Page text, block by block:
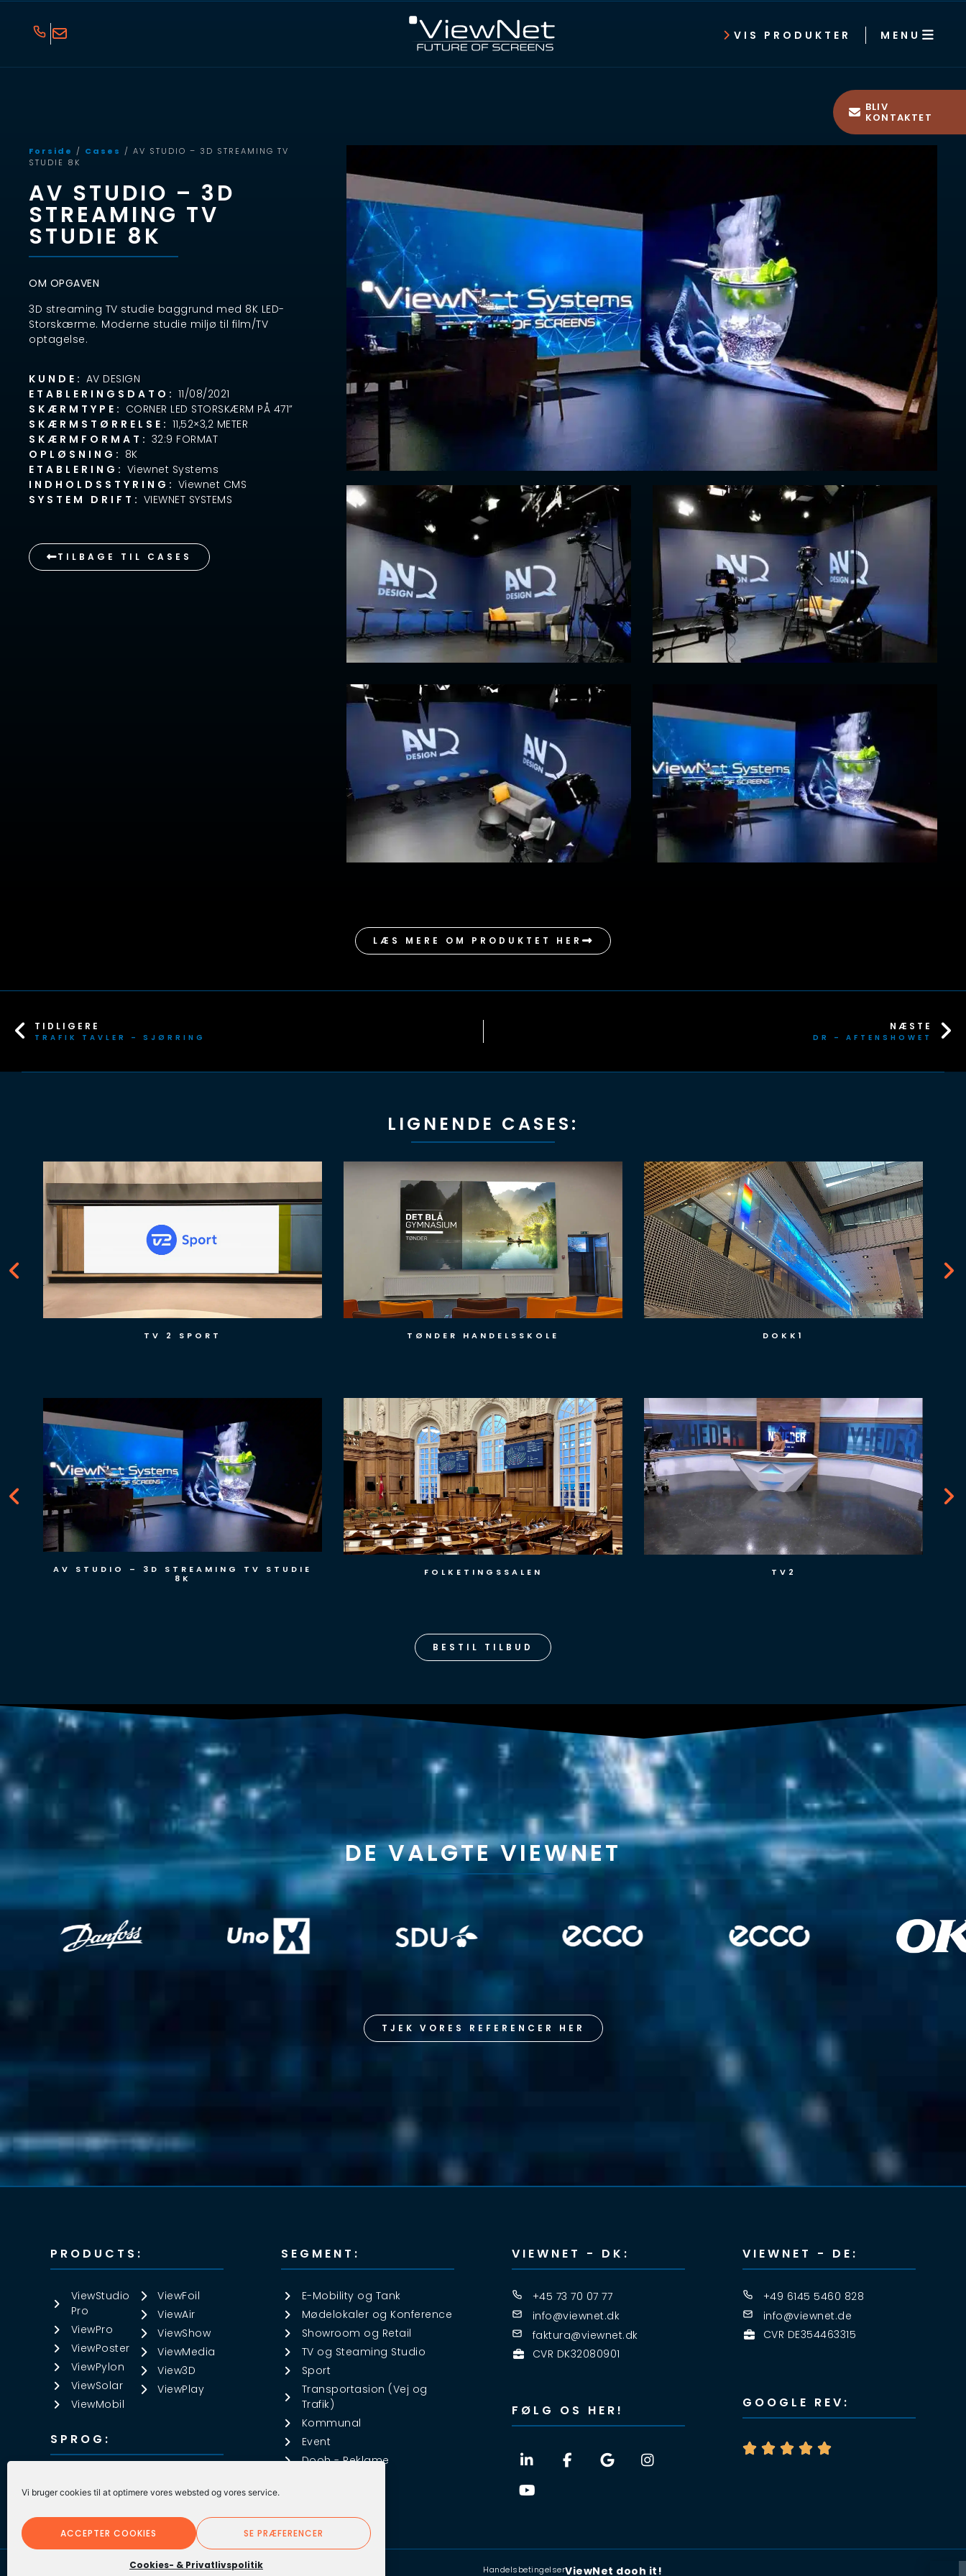
Vi bruger cookies til at optimere vores websted og vores service.
ACCEPTER COOKIES SE PRÆFERENCER
Cookies- & Privatlivspolitik
VIS PRODUKTER MENU
Forside / Cases / AV STUDIO – 3D STREAMING TV
STUDIE 8K
AV STUDIO – 3D
STREAMING TV
STUDIE 8K
OM OPGAVEN
3D streaming TV studie baggrund med 8K LED-
Storskærme. Moderne studie miljø til film/TV
optagelse.
KUNDE: AV DESIGN
ETABLERINGSDATO: 11/08/2021
SKÆRMTYPE: CORNER LED STORSKÆRM PÅ 471”
SKÆRMSTØRRELSE: 11,52×3,2 METER
SKÆRMFORMAT: 32:9 FORMAT
OPLØSNING: 8K
ETABLERING: Viewnet Systems
INDHOLDSSTYRING: Viewnet CMS
SYSTEM DRIFT: VIEWNET SYSTEMS
TILBAGE TIL CASES
LÆS MERE OM PRODUKTET HER
TIDLIGERE
TRAFIK TAVLER – SJØRRING
NÆSTE
DR – AFTENSHOWET
LIGNENDE CASES:
TV 2 SPORT TØNDER HANDELSSKOLE DOKK1
FOLKETINGSSALEN TV2 TV 2 SPORT
BESTIL TILBUD
DE VALGTE VIEWNET
TJEK VORES REFERENCER HER
PRODUCTS:
ViewStudio
Pro
ViewPro
ViewPoster
ViewPylon
ViewSolar
ViewMobil
ViewFoil
ViewAir
ViewShow
ViewMedia
View3D
ViewPlay
SPROG:
SEGMENT:
E-Mobility og Tank
Mødelokaler og Konference
Showroom og Retail
TV og Steaming Studio
Sport
Transportasion (Vej og
Trafik)
Kommunal
Event
Dooh - Reklame
VIEWNET - DK:
+45 73 70 07 77
info@viewnet.dk
faktura@viewnet.dk
CVR DK32080901
FØLG OS HER!
VIEWNET - DE:
+49 6145 5460 828
info@viewnet.de
CVR DE354463315
GOOGLE REV:
    
©️ ViewNet Systems 2023 – All rights reserved HandelsbetingelserViewNet dooh it!
BLIV
KONTAKTET